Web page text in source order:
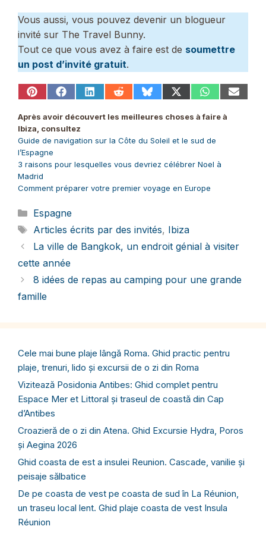
Vous aussi, vous pouvez devenir un blogueur
invité sur The Travel Bunny.
Tout ce que vous avez à faire est de soumettre
un post d’invité gratuit.
Share
Pinterest
Share
Facebook
Share
LinkedIn
Share
Reddit
Share
Bluesky
Share
X
(Twitter)
Share
WhatsApp
Share
Après avoir découvert les meilleures choses à faire à
Ibiza, consultez
Guide de navigation sur la Côte du Soleil et le sud de
l’Espagne
3 raisons pour lesquelles vous devriez célébrer Noel à
Madrid
Comment préparer votre premier voyage en Europe
Catégories
Espagne
Étiquettes
Articles écrits par des invités, Ibiza
La ville de Bangkok, un endroit génial à visiter
cette année
8 idées de repas au camping pour une grande
famille
Cele mai bune plaje lângă Roma. Ghid practic pentru
plaje, trenuri, lido și excursii de o zi din Roma
Vizitează Posidonia Antibes: Ghid complet pentru
Espace Mer et Littoral și traseul de coastă din Cap
d’Antibes
Croazieră de o zi din Atena. Ghid Excursie Hydra, Poros
și Aegina 2026
Ghid coasta de est a insulei Reunion. Cascade, vanilie și
peisaje sălbatice
De pe coasta de vest pe coasta de sud în La Réunion,
un traseu local lent. Ghid plaje coasta de vest Insula
Réunion